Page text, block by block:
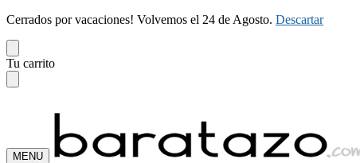
Cerrados por vacaciones! Volvemos el 24 de Agosto. Descartar
Skip
to
navigation
Skip
to
content
Tu carrito
MENU